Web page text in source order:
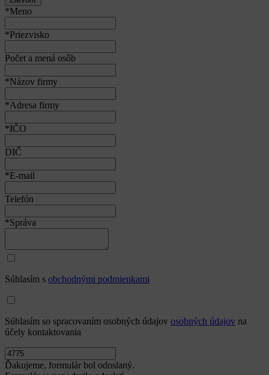
*Meno
*Priezvisko
Počet a mená osôb
*Názov firmy
*Adresa firmy
*IČO
DIČ
*E-mail
Telefón
*Správa
Súhlasím s obchodnými podmienkami
Súhlasím so spracovaním osobných údajov osobných údajov na
účely kontaktovania
Ďakujeme, formulár bol odoslaný.